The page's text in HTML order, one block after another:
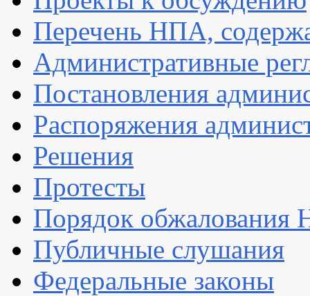
Перечень НПА,
Административные
Постановления
Распоряжения
Решения
Протесты
Порядок
Публичные слушания
Федеральные законы